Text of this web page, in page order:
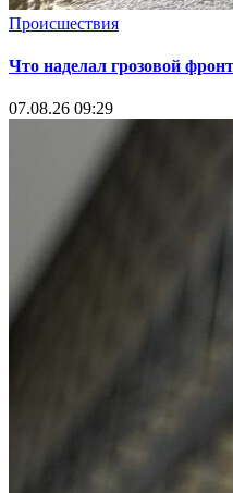
Происшествия
Что наделал грозовой
07.08.26 09:29